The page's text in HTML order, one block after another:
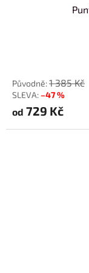
1 385 Kč
–47 %
od 729 Kč